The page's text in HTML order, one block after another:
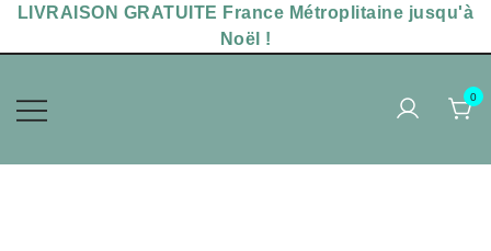
SkipLIVRAISON GRATUITE France Métroplitaine jusqu'à
Noël !
0